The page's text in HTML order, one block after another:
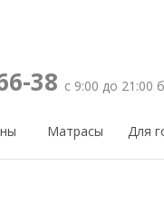
38 с 9:00 до 21:00
Матрасы Для